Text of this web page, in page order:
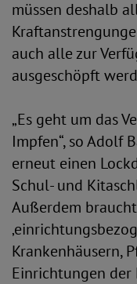
müssen deshalb
auch alle zur
ausgeschöpft
„Es geht um das
Impfen“, so Adolf
erneut einen
Schul- und
Außerdem
Krankenhäusern,
Einrichtungen der